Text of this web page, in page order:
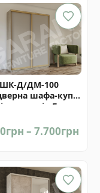
through
ШК-Д/ДМ-100
шафа-купе
від Гарант
грн – 7.700грн